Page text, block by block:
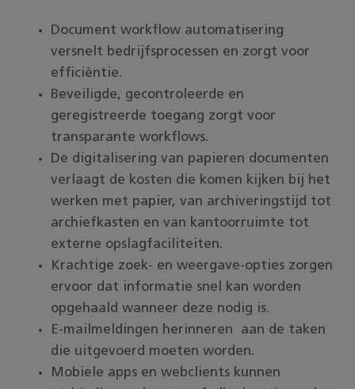
Document workflow automatisering
versnelt bedrijfsprocessen en zorgt voor
efficiëntie.
Beveiligde, gecontroleerde en
geregistreerde toegang zorgt voor
transparante workflows.
De digitalisering van papieren documenten
verlaagt de kosten die komen kijken bij het
werken met papier, van archiveringstijd tot
archiefkasten en van kantoorruimte tot
externe opslagfaciliteiten.
Krachtige zoek- en weergave-opties zorgen
ervoor dat informatie snel kan worden
opgehaald wanneer deze nodig is.
E-mailmeldingen herinneren aan de taken
die uitgevoerd moeten worden.
Mobiele apps en webclients kunnen